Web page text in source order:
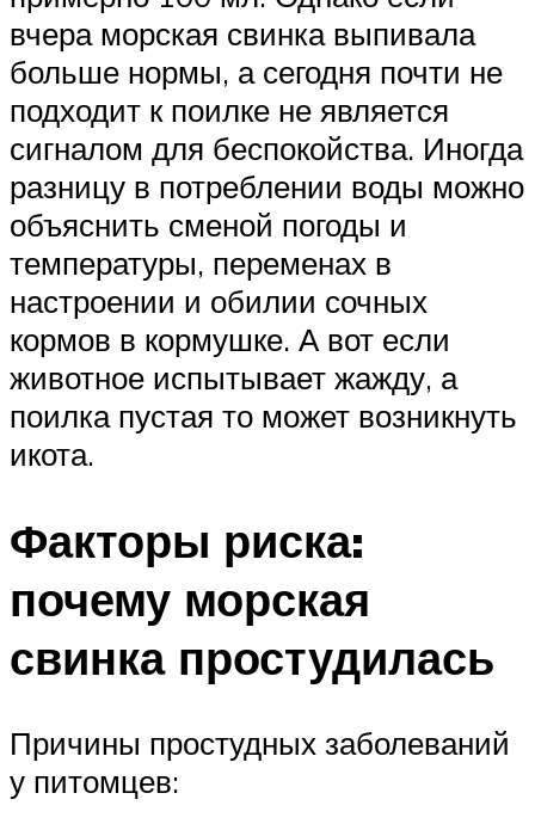
вчера морская свинка выпивала
больше нормы, а сегодня почти не
подходит к поилке не является
сигналом для беспокойства. Иногда
разницу в потреблении воды можно
объяснить сменой погоды и
температуры, переменах в
настроении и обилии сочных
кормов в кормушке. А вот если
животное испытывает жажду, а
поилка пустая то может возникнуть
икота.
Факторы риска:
почему морская
свинка простудилась
Причины простудных заболеваний
у питомцев: